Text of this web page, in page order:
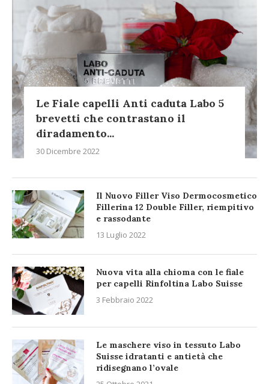
Le Fiale capelli Anti caduta Labo 5
brevetti che contrastano il
diradamento...
30 Dicembre 2022
Il Nuovo Filler Viso Dermocosmetico
Fillerina 12 Double Filler, riempitivo
e rassodante
13 Luglio 2022
Nuova vita alla chioma con le fiale
per capelli Rinfoltina Labo Suisse
3 Febbraio 2022
Le maschere viso in tessuto Labo
Suisse idratanti e antietà che
ridisegnano l’ovale